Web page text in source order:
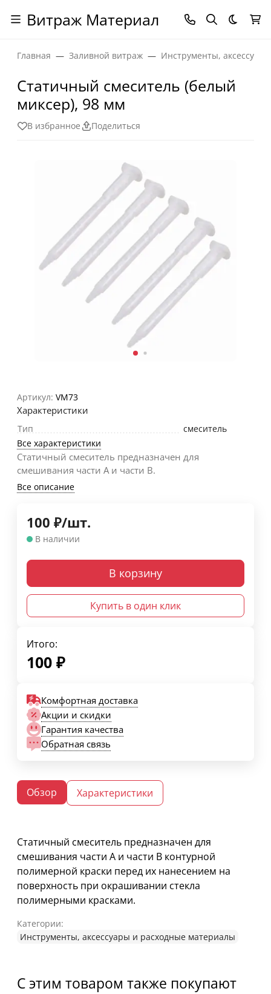
Витраж Материал Темная
Главная Заливной витраж Инструменты,
Статичный смеситель (белый
миксер), 98 мм
В избранное Поделиться
Артикул: VM73
Характеристики
Тип
смеситель
Все характеристики
Статичный смеситель предназначен для
смешивания части А и части В.
Все описание
100 ₽/шт.
В наличии
В корзину
Купить в один клик
Итого:
100 ₽
Комфортная доставка
Акции и скидки
Гарантия качества
Обратная связь
Обзор Характеристики
Статичный смеситель предназначен для
смешивания части А и части В контурной
полимерной краски перед их нанесением на
поверхность при окрашивании стекла
полимерными красками.
Категории:
Инструменты, аксессуары и расходные материалы
С этим товаром также покупают